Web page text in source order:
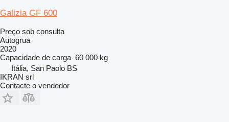
Galizia GF 600
Preço sob consulta
Autogrua
2020
Capacidade de carga 60 000 kg
Itália, San Paolo BS
IKRAN srl
Contacte o vendedor